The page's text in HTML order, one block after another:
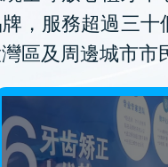
，服務超過三
區及周邊城市市